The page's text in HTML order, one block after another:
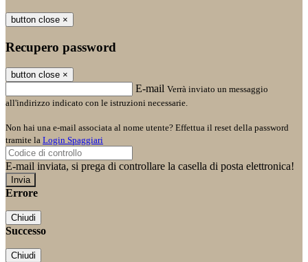
button close ×
Recupero password
button close ×
E-mail Verrà inviato un messaggio
all'indirizzo indicato con le istruzioni necessarie.
Non hai una e-mail associata al nome utente? Effettua il reset della password
tramite la Login Spaggiari
E-mail inviata, si prega di controllare la casella di posta elettronica!
Errore
Chiudi
Successo
Chiudi